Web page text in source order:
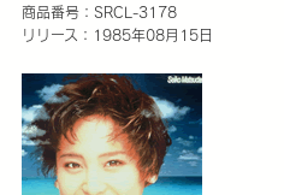
商品番号：SRCL-3178
リリース：1985年08月15日